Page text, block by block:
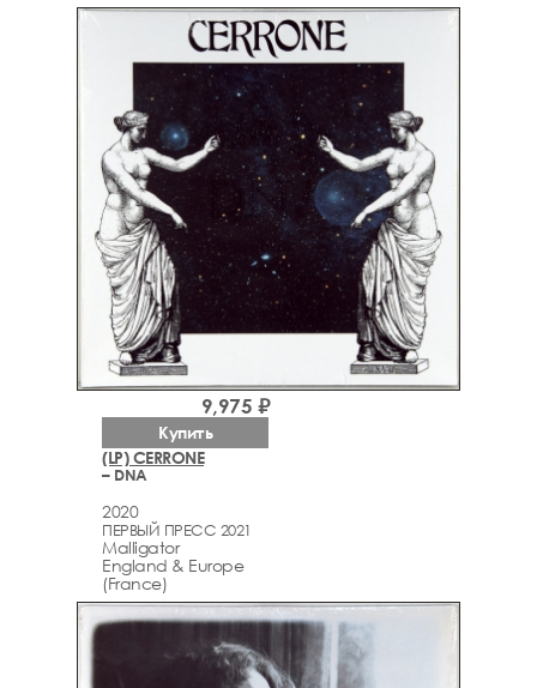
(LP) CERRONE
– DNA
2020
ПЕРВЫЙ ПРЕСС 2021
Malligator
England & Europe
(France)
9,975 ₽
Купить